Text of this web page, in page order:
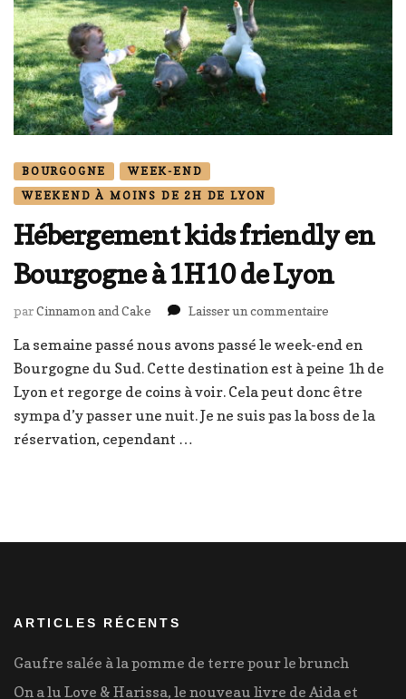
BOURGOGNE
WEEK-END
WEEKEND À MOINS DE 2H DE LYON
Hébergement kids friendly en
Bourgogne à 1H10 de Lyon
parCinnamon and Cake Laisser un commentaire
kids
friendly
en
à
La semaine passé nous avons passé le week-end en
Bourgogne du Sud. Cette destination est à peine 1h de
Lyon et regorge de coins à voir. Cela peut donc être
sympa d’y passer une nuit. Je ne suis pas la boss de la
réservation, cependant …
ARTICLES RÉCENTS
Gaufre salée à la pomme de terre pour le brunch
On a lu Love & Harissa, le nouveau livre de Aida et